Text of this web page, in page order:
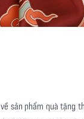
sản phẩm quà tặng